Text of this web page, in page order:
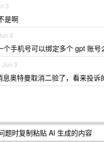
3
是啊
3
个手机号可以绑定多个 gpt 账号
Jun 3
息奥特曼取消二验了，看来投诉
题时复制粘贴 AI 生成的内容